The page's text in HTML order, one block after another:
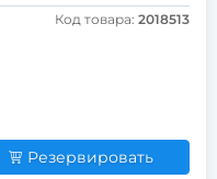
Код товара: 2018513
Резервировать